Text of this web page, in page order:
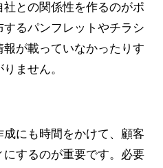
との関係性を作るのがポ
るパンフレットやチラシ
が載っていなかったりす
ません。
にも時間をかけて、顧客
するのが重要です。必要